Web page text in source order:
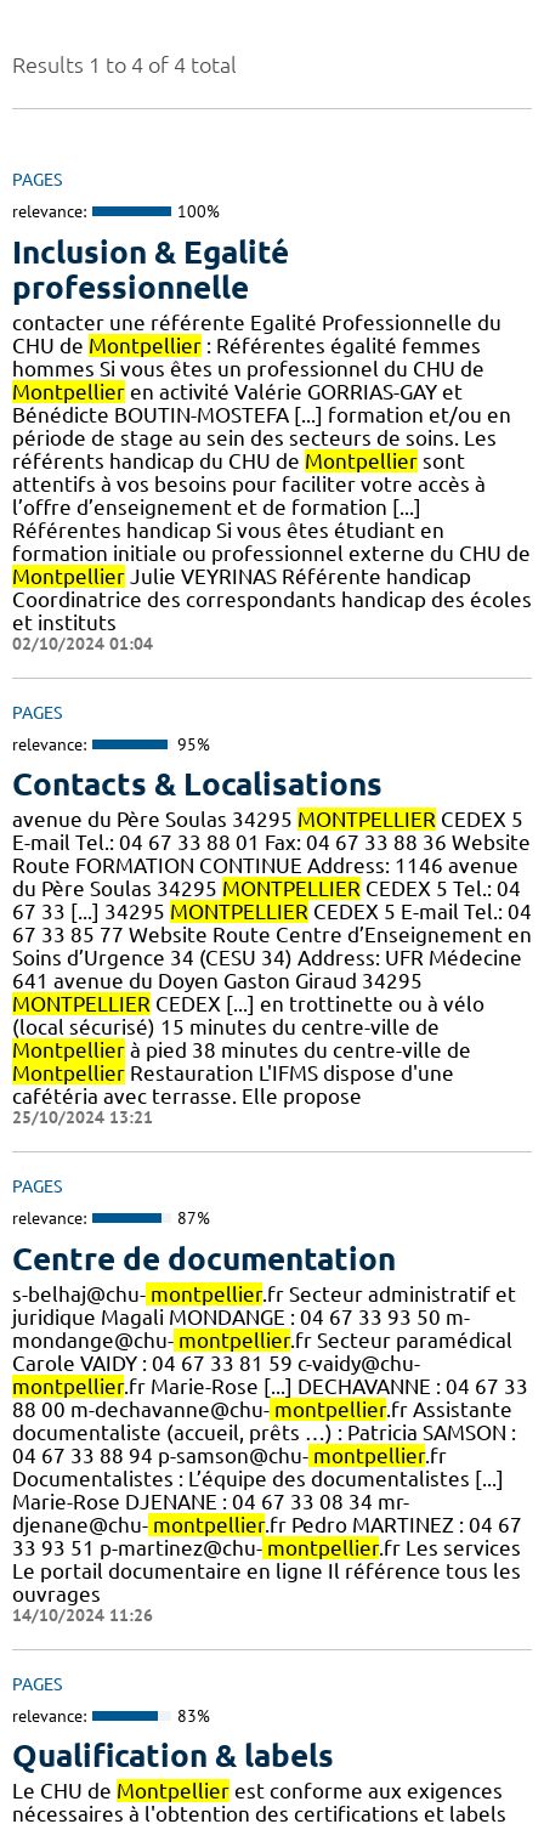
Results 1 to 4 of 4 total
PAGES
relevance: 100%
Inclusion & Egalité
professionnelle
contacter une référente Egalité Professionnelle du
CHU de Montpellier : Référentes égalité femmes
hommes Si vous êtes un professionnel du CHU de
Montpellier en activité Valérie GORRIAS-GAY et
Bénédicte BOUTIN-MOSTEFA [...] formation et/ou en
période de stage au sein des secteurs de soins. Les
référents handicap du CHU de Montpellier sont
attentifs à vos besoins pour faciliter votre accès à
l’offre d’enseignement et de formation [...]
Référentes handicap Si vous êtes étudiant en
formation initiale ou professionnel externe du CHU de
Montpellier Julie VEYRINAS Référente handicap
Coordinatrice des correspondants handicap des écoles
et instituts
02/10/2024 01:04
PAGES
relevance: 95%
Contacts & Localisations
avenue du Père Soulas 34295 MONTPELLIER CEDEX 5
E-mail Tel.: 04 67 33 88 01 Fax: 04 67 33 88 36 Website
Route FORMATION CONTINUE Address: 1146 avenue
du Père Soulas 34295 MONTPELLIER CEDEX 5 Tel.: 04
67 33 [...] 34295 MONTPELLIER CEDEX 5 E-mail Tel.: 04
67 33 85 77 Website Route Centre d’Enseignement en
Soins d’Urgence 34 (CESU 34) Address: UFR Médecine
641 avenue du Doyen Gaston Giraud 34295
MONTPELLIER CEDEX [...] en trottinette ou à vélo
(local sécurisé) 15 minutes du centre-ville de
Montpellier à pied 38 minutes du centre-ville de
Montpellier Restauration L'IFMS dispose d'une
cafétéria avec terrasse. Elle propose
25/10/2024 13:21
PAGES
relevance: 87%
Centre de documentation
s-belhaj@chu- montpellier.fr Secteur administratif et
juridique Magali MONDANGE : 04 67 33 93 50 m-
mondange@chu- montpellier.fr Secteur paramédical
Carole VAIDY : 04 67 33 81 59 c-vaidy@chu-
montpellier.fr Marie-Rose [...] DECHAVANNE : 04 67 33
88 00 m-dechavanne@chu- montpellier.fr Assistante
documentaliste (accueil, prêts …) : Patricia SAMSON :
04 67 33 88 94 p-samson@chu- montpellier.fr
Documentalistes : L’équipe des documentalistes [...]
Marie-Rose DJENANE : 04 67 33 08 34 mr-
djenane@chu- montpellier.fr Pedro MARTINEZ : 04 67
33 93 51 p-martinez@chu- montpellier.fr Les services
Le portail documentaire en ligne Il référence tous les
ouvrages
14/10/2024 11:26
PAGES
relevance: 83%
Qualification & labels
Le CHU de Montpellier est conforme aux exigences
nécessaires à l'obtention des certifications et labels